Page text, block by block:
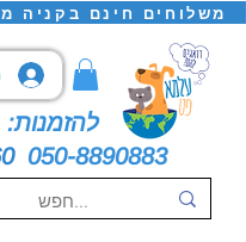
משלוחים חינם בקניה מעל 150
להזמנות:
050-8890883